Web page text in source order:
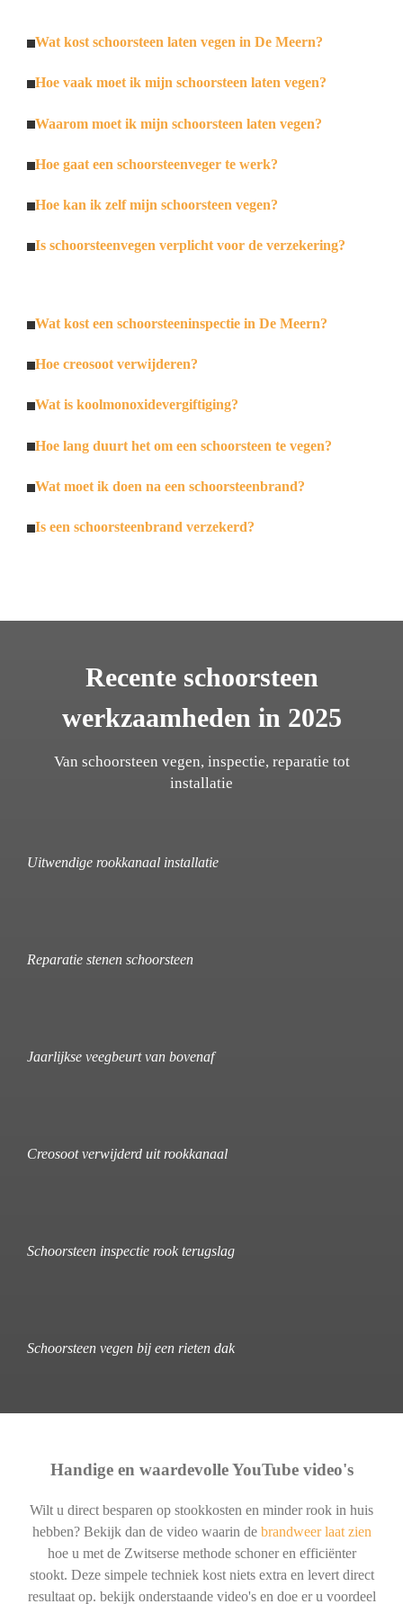
Wat kost schoorsteen laten vegen in De Meern?
Hoe vaak moet ik mijn schoorsteen laten vegen?
Waarom moet ik mijn schoorsteen laten vegen?
Hoe gaat een schoorsteenveger te werk?
Hoe kan ik zelf mijn schoorsteen vegen?
Is schoorsteenvegen verplicht voor de verzekering?
Wat kost een schoorsteeninspectie in De Meern?
Hoe creosoot verwijderen?
Wat is koolmonoxidevergiftiging?
Hoe lang duurt het om een schoorsteen te vegen?
Wat moet ik doen na een schoorsteenbrand?
Is een schoorsteenbrand verzekerd?
Recente schoorsteen
werkzaamheden in 2025
Van schoorsteen vegen, inspectie, reparatie tot
installatie
Uitwendige rookkanaal installatie
Reparatie stenen schoorsteen
Jaarlijkse veegbeurt van bovenaf
Creosoot verwijderd uit rookkanaal
Schoorsteen inspectie rook terugslag
Schoorsteen vegen bij een rieten dak
Handige en waardevolle YouTube video's
Wilt u direct besparen op stookkosten en minder rook in huis
hebben? Bekijk dan de video waarin de brandweer laat zien
hoe u met de Zwitserse methode schoner en efficiënter
stookt. Deze simpele techniek kost niets extra en levert direct
resultaat op. bekijk onderstaande video's en doe er u voordeel